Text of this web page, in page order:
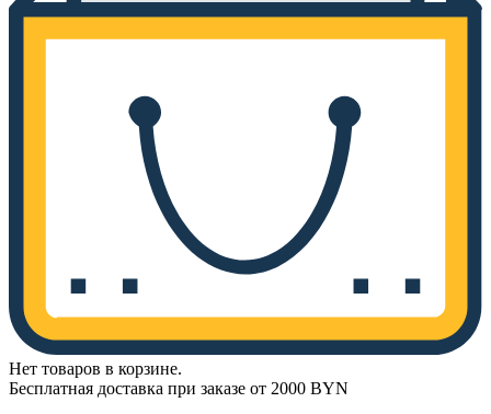
Нет товаров в корзине.
Бесплатная доставка при заказе от 2000 BYN